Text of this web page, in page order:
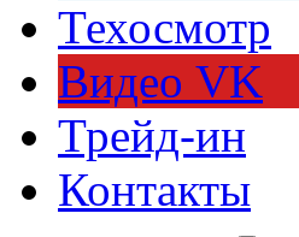
Техосмотр
Видео VK
Трейд-ин
Контакты